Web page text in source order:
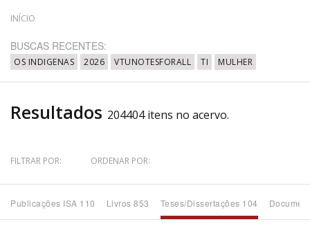
Data do Documento
Até
Povo Indígena
INÍCIO
BUSCAS RECENTES:
OS INDIGENAS 2026 VTUNOTESFORALL TI MULHER
Resultados 204404 itens no acervo.
FILTRAR POR: ORDENAR POR:
Publicações ISA 110 Livros 853 Teses/Dissertações 104